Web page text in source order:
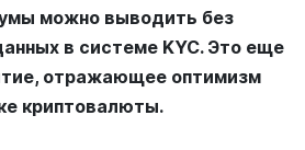
можно выводить без
в системе KYC. Это еще
отражающее оптимизм
криптовалюты.